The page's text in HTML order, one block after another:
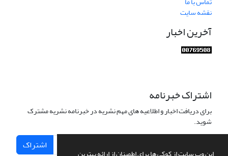
نقشه سایت
آخرین اخبار
اشتراک خبرنامه
برای دریافت اخبار و اطلاعیه های مهم نشریه در خبرنامه نشریه مشترک
شوید.
اشتراک